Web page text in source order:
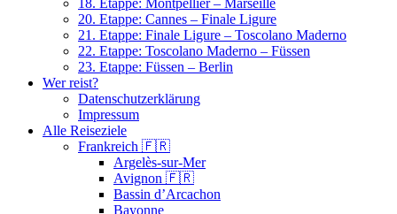
20. Etappe: Cannes – Finale Ligure
21. Etappe: Finale Ligure – Toscolano Maderno
22. Etappe: Toscolano Maderno – Füssen
23. Etappe: Füssen – Berlin
Wer reist?
Datenschutzerklärung
Impressum
Alle Reiseziele
Frankreich 🇫🇷
Argelès-sur-Mer
Avignon 🇫🇷
Bassin d’Arcachon
Bayonne